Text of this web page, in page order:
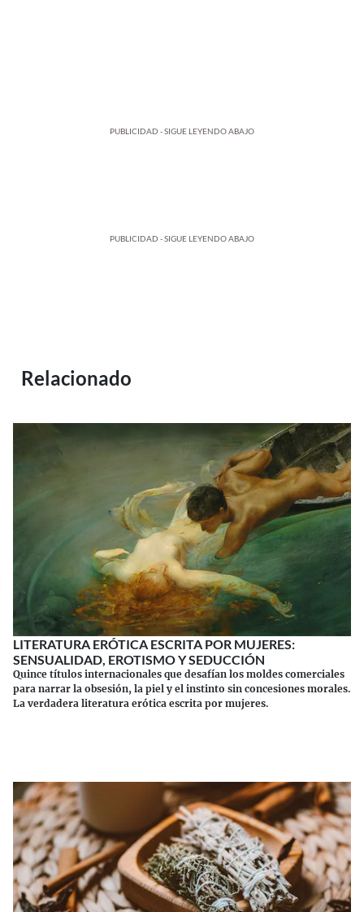
PUBLICIDAD - SIGUE LEYENDO ABAJO
PUBLICIDAD - SIGUE LEYENDO ABAJO
Relacionado
LITERATURA ERÓTICA ESCRITA POR MUJERES:
SENSUALIDAD, EROTISMO Y SEDUCCIÓN
Quince títulos internacionales que desafían los moldes comerciales
para narrar la obsesión, la piel y el instinto sin concesiones morales.
La verdadera literatura erótica escrita por mujeres.